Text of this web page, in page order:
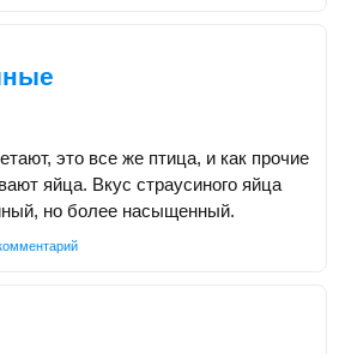
это все же птица, и как прочие
яйца. Вкус страусиного яйца
но более насыщенный.